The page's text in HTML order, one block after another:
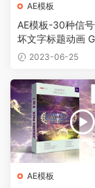
AE模板
AE模板-30种信
坏文字标题动画
2023-06-25
AE模板